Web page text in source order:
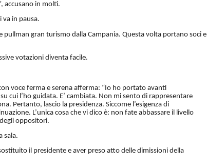
accusano in molti.
va in pausa.
pullman gran turismo dalla Campania. Questa volta portano soci e
votazioni diventa facile.
voce ferma e serena afferma: “Io ho portato avanti
cui l’ho guidata. E’ cambiata. Non mi sento di rappresentare
Pertanto, lascio la presidenza. Siccome l’esigenza di
L’unica cosa che vi dico è: non fate abbassare il livello
oppositori.
sala.
il presidente e aver preso atto delle dimissioni della